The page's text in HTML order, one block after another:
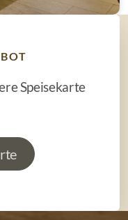
Speisekarte